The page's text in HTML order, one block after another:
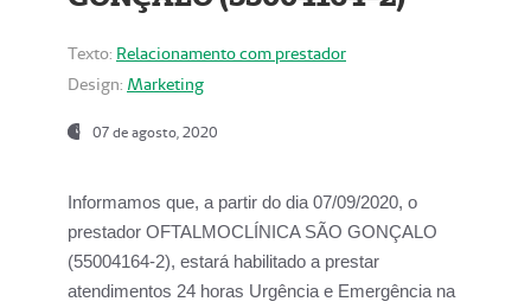
Texto: Relacionamento com prestador
Design: Marketing
07 de agosto, 2020
Informamos que, a partir do dia07/09/2020, o
prestador OFTALMOCLÍNICA SÃO GONÇALO
(55004164-2), estará habilitado a prestar
atendimentos 24 horas Urgência e Emergência na